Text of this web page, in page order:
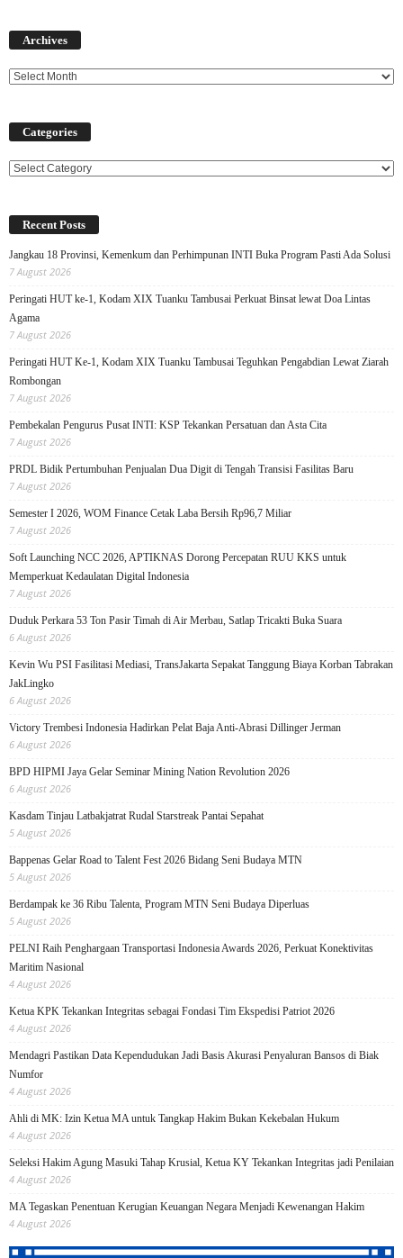
Archives
Categories
Categories
Recent Posts
Jangkau 18 Provinsi, Kemenkum dan Perhimpunan INTI Buka Program Pasti Ada Solusi
7 August 2026
Peringati HUT ke-1, Kodam XIX Tuanku Tambusai Perkuat Binsat lewat Doa Lintas
Agama
7 August 2026
Peringati HUT Ke-1, Kodam XIX Tuanku Tambusai Teguhkan Pengabdian Lewat Ziarah
Rombongan
7 August 2026
Pembekalan Pengurus Pusat INTI: KSP Tekankan Persatuan dan Asta Cita
7 August 2026
PRDL Bidik Pertumbuhan Penjualan Dua Digit di Tengah Transisi Fasilitas Baru
7 August 2026
Semester I 2026, WOM Finance Cetak Laba Bersih Rp96,7 Miliar
7 August 2026
Soft Launching NCC 2026, APTIKNAS Dorong Percepatan RUU KKS untuk
Memperkuat Kedaulatan Digital Indonesia
7 August 2026
Duduk Perkara 53 Ton Pasir Timah di Air Merbau, Satlap Tricakti Buka Suara
6 August 2026
Kevin Wu PSI Fasilitasi Mediasi, TransJakarta Sepakat Tanggung Biaya Korban Tabrakan
JakLingko
6 August 2026
Victory Trembesi Indonesia Hadirkan Pelat Baja Anti-Abrasi Dillinger Jerman
6 August 2026
BPD HIPMI Jaya Gelar Seminar Mining Nation Revolution 2026
6 August 2026
Kasdam Tinjau Latbakjatrat Rudal Starstreak Pantai Sepahat
5 August 2026
Bappenas Gelar Road to Talent Fest 2026 Bidang Seni Budaya MTN
5 August 2026
Berdampak ke 36 Ribu Talenta, Program MTN Seni Budaya Diperluas
5 August 2026
PELNI Raih Penghargaan Transportasi Indonesia Awards 2026, Perkuat Konektivitas
Maritim Nasional
4 August 2026
Ketua KPK Tekankan Integritas sebagai Fondasi Tim Ekspedisi Patriot 2026
4 August 2026
Mendagri Pastikan Data Kependudukan Jadi Basis Akurasi Penyaluran Bansos di Biak
Numfor
4 August 2026
Ahli di MK: Izin Ketua MA untuk Tangkap Hakim Bukan Kekebalan Hukum
4 August 2026
Seleksi Hakim Agung Masuki Tahap Krusial, Ketua KY Tekankan Integritas jadi Penilaian
4 August 2026
MA Tegaskan Penentuan Kerugian Keuangan Negara Menjadi Kewenangan Hakim
4 August 2026